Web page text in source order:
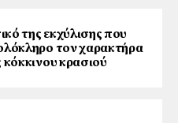
της εκχύλισης που
τον χαρακτήρα
κόκκινου κρασιού